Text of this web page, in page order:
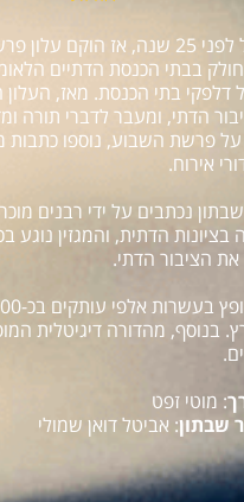
הכל התחיל לפני 25 שנה, אז הוקם
בבתי הכנסת הדתיים
דלפקי בתי הכנסת. מאז, העלון
הדתי, ומעבר לדברי תורה
פרשת השבוע, נוספו כתבות
אירוח.
נכתבים על ידי רבנים
בציונות הדתית, והמגזין
את הציבור הדתי.
בנוסף, מהדורה דיגיטלית
: מוטי זפט
שבתון: אביטל דואן שמולי